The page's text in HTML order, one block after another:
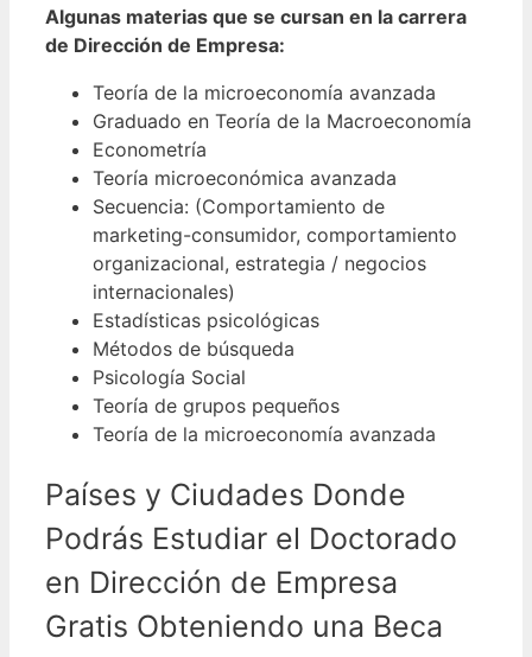
Algunas materias que se cursan en la carrera
de Dirección de Empresa:
Teoría de la microeconomía avanzada
Graduado en Teoría de la Macroeconomía
Econometría
Teoría microeconómica avanzada
Secuencia: (Comportamiento de
marketing-consumidor, comportamiento
organizacional, estrategia / negocios
internacionales)
Estadísticas psicológicas
Métodos de búsqueda
Psicología Social
Teoría de grupos pequeños
Teoría de la microeconomía avanzada
Países y Ciudades Donde
Podrás Estudiar el Doctorado
en Dirección de Empresa
Gratis Obteniendo una Beca